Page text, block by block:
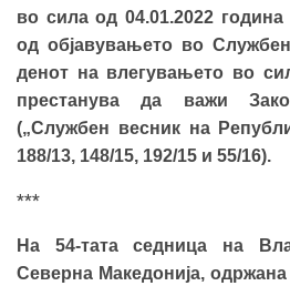
во сила од 04.01.2022
од објавувањето во
денот на влегувањето во
престанува да важи
(„Службен весник на
188/13, 148/15, 192/15 и 55/16).
***
На 54-тата седница на
Северна Македонија, одржана